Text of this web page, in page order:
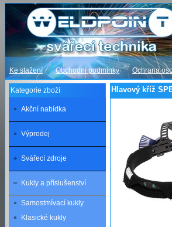
Hlavový kříž
Ke stažení Obchodní podmínky Ochrana
Kategorie zboží
Akční nabídka
Výprodej
Svářecí zdroje
Kukly a příslušenství
Samostmívací kukly
Klasické kukly